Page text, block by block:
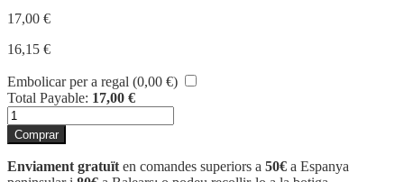
17,00 €
16,15 €
Embolicar per a regal (0,00 €)
Total Payable: 17,00 €
quantitat
de
INTRODUCCIÓN
A
LOS
Comprar
Enviament gratuït en comandes superiors a 50€ a Espanya